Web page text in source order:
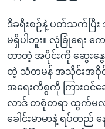
ဒီခရီးစဉ်နဲ့ ပတ်သက်ပ
မရှိပါဘူး။ လုံခြုံရေး
တာတဲ့ အပိုင်းကို ဆွေးနွေ
တဲ့ သံတမန် အသိုင်းအဝိုင်း
အရေးကိစ္စကို ကြားဝင်
လာဒ် တစုံတရာ ထွက်မ
ခေါင်းမာမာနဲ့ ရပ်တည်